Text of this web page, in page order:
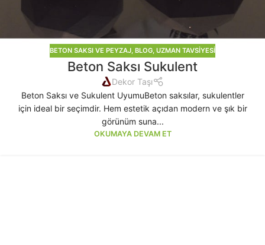
BETON SAKSI VE PEYZAJ, BLOG, UZMAN TAVSIYESI
Beton Saksı Sukulent
Dekor Taşı
Beton Saksı ve Sukulent UyumuBeton saksılar, sukulentler
için ideal bir seçimdir. Hem estetik açıdan modern ve şık bir
görünüm suna...
OKUMAYA DEVAM ET